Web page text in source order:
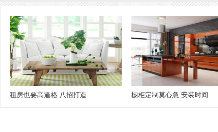
租房也要高逼格 八招打造 橱柜定制莫心急 安装时间